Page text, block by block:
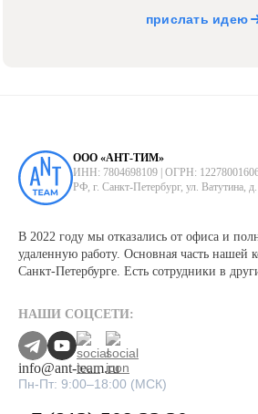
прислать идею
ООО «АНТ-ТИМ»
ИНН: 7804698109 | ОГРН:
РФ, г. Санкт-Петербург, ул. Ватутина,
В 2022 году мы отказались от офиса и
удаленную работу. Основная часть нашей
Санкт-Петербурге. Есть сотрудники в
НАШИ СОЦСЕТИ:
info@ant-team.ru
Пн-Пт: 9:00–18:00 (МСК)